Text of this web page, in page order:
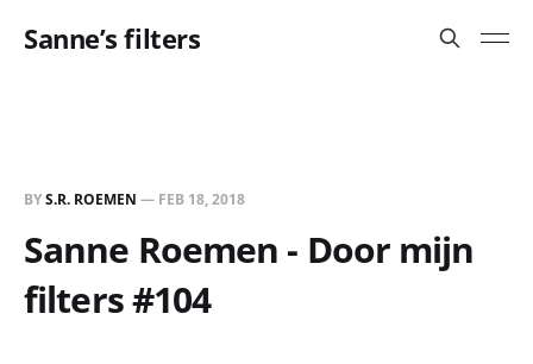
Sanne’s filters
BYS.R. ROEMEN — FEB 18, 2018
Sanne Roemen - Door mijn
filters #104